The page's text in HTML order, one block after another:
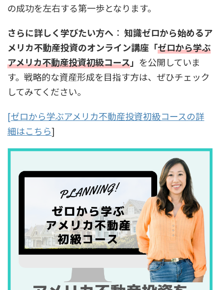
の成功を左右する第一歩となります。
さらに詳しく学びたい方へ ： 知識ゼロから始めるア
メリカ不動産投資のオンライン講座「ゼロから学ぶ
アメリカ不動産投資初級コース」 を公開していま
す。戦略的な資産形成を目指す方は、ぜひチェック
してみてください。
[ゼロから学ぶアメリカ不動産投資初級コースの詳
細はこちら]